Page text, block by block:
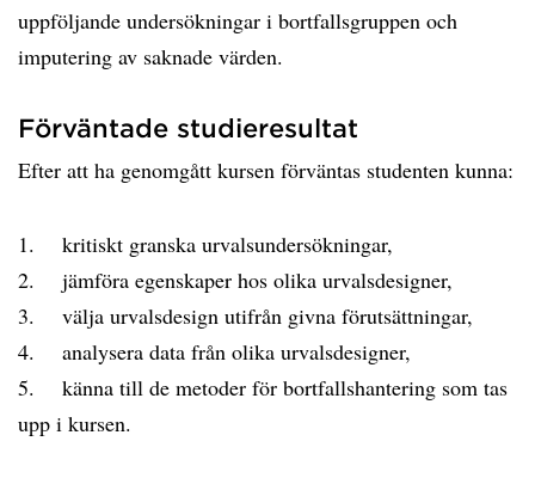
uppföljande undersökningar i bortfallsgruppen och
imputering av saknade värden.
Förväntade studieresultat
Efter att ha genomgått kursen förväntas studenten kunna:
1. kritiskt granska urvalsundersökningar,
2. jämföra egenskaper hos olika urvalsdesigner,
3. välja urvalsdesign utifrån givna förutsättningar,
4. analysera data från olika urvalsdesigner,
5. känna till de metoder för bortfallshantering som tas
upp i kursen.